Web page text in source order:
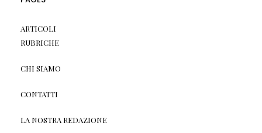
ARTICOLI
RUBRICHE
CHI SIAMO
CONTATTI
LA NOSTRA REDAZIONE